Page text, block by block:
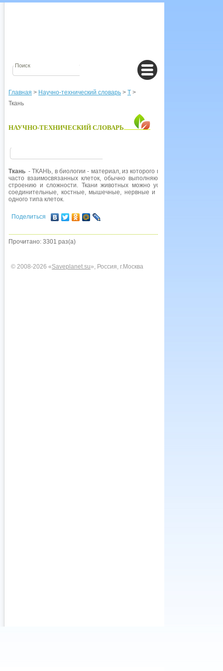
Главная > Научно-технический словарь > Т >
Ткань
НАУЧНО-ТЕХНИЧЕСКИЙ СЛОВАРЬ
Ткань - ТКАНЬ, в биологии - материал, из которого построено живое
часто взаимосвязанных клеток, обычно выполняющих сходные
строению и сложности. Ткани животных можно условно разделить
соединительные, костные, мышечные, нервные и железистые, хотя
одного типа клеток.
Поделиться
Прочитано: 3301 раз(а)
© 2008-2026 «Saveplanet.su», Россия, г.Москва